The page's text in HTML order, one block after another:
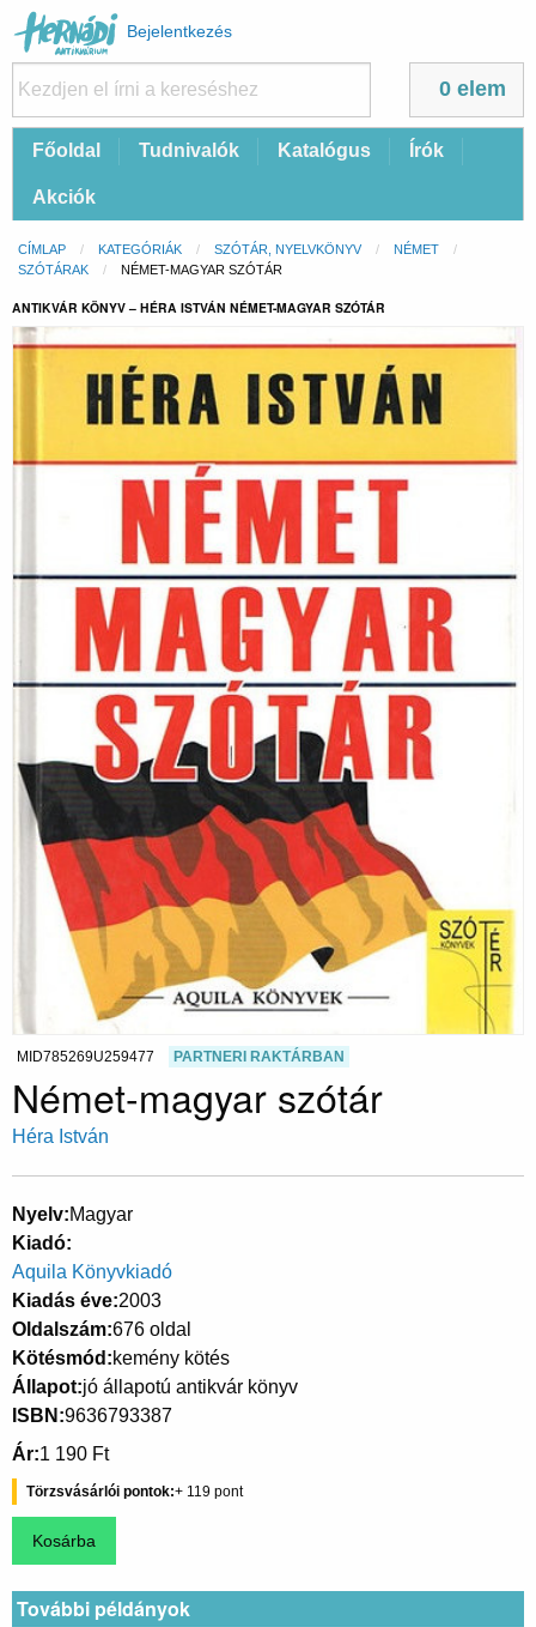
Felhasználói
fiók
menüje
Bejelentkezés
0 elem
FőFőoldal Tudnivalók Katalógus Írók
Akciók
Morzsa
CÍMLAP KATEGÓRIÁK SZÓTÁR, NYELVKÖNYV
NÉMET
SZÓTÁRAK
CURRENT:
NÉMET-MAGYAR SZÓTÁR
ANTIKVÁR KÖNYV – HÉRA ISTVÁN NÉMET-MAGYAR SZÓTÁR
MID785269U259477 PARTNERI RAKTÁRBAN
Német-magyar szótár
Héra István
Nyelv Magyar
Kiadó
Aquila Könyvkiadó
Kiadás éve 2003
Oldalszám 676 oldal
Kötésmód kemény kötés
Állapot jó állapotú antikvár könyv
ISBN 9636793387
Ár 1 190 Ft
Törzsvásárlói pontok 119
További példányok